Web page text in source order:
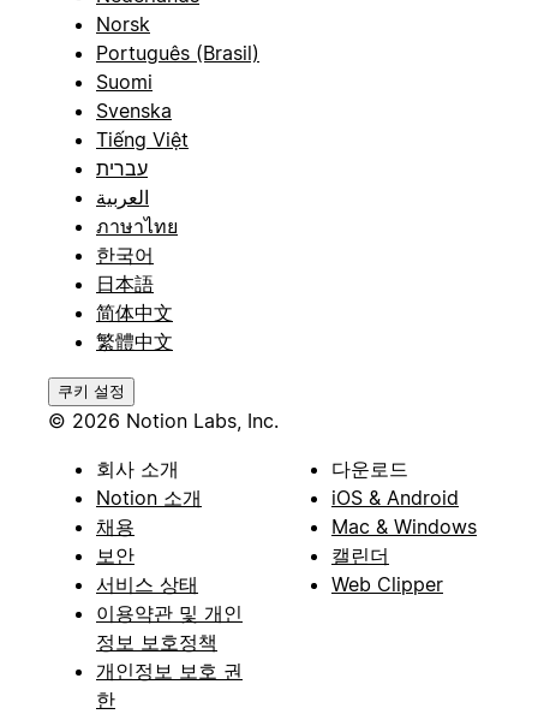
Norsk
Português (Brasil)
Suomi
Svenska
Tiếng Việt
עברית
العربية
ภาษาไทย
한국어
日本語
简体中文
繁體中文
쿠키 설정
© 2026 Notion Labs, Inc.
회사 소개
Notion 소개
채용
보안
서비스 상태
이용약관 및 개인
정보 보호정책
개인정보 보호 권
한
다운로드
iOS & Android
Mac & Windows
캘린더
Web Clipper